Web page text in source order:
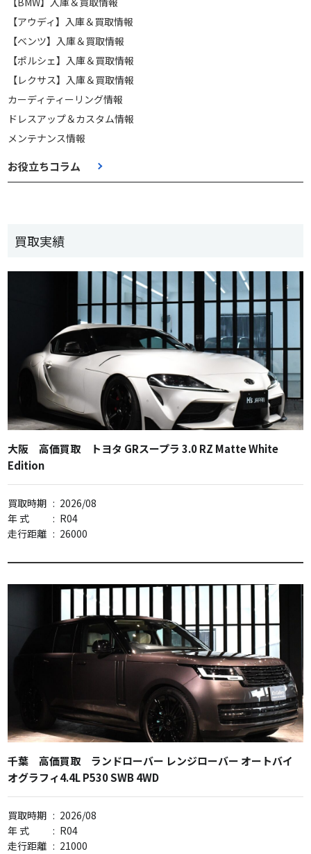
【アウディ】入庫＆買取情報
【ベンツ】入庫＆買取情報
【ポルシェ】入庫＆買取情報
【レクサス】入庫＆買取情報
カーディティーリング情報
ドレスアップ＆カスタム情報
メンテナンス情報
お役立ちコラム
買取実績
大阪 高価買取 トヨタ GRスープラ 3.0 RZ Matte White
Edition
買取時期 : 2026/08
年 式
: R04
走行距離 : 26000
千葉 高価買取 ランドローバー レンジローバー オートバイ
オグラフィ4.4L P530 SWB 4WD
買取時期 : 2026/08
年 式
: R04
走行距離 : 21000